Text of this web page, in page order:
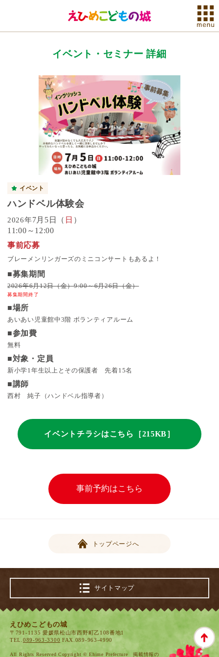
イベント・セミナー 詳細
イベント
ハンドベル体験会
2026年7月5日（ 日 ）
11:00～12:00
事前応募
ブレーメンリンガーズのミニコンサートもあるよ！
■募集期間
2026年6月12日（金）9:00～6月26日（金）
募集期間終了
■場所
あいあい児童館中3階 ボランティアルーム
■参加費
無料
■対象・定員
新小学1年生以上とその保護者 先着15名
■講師
西村 純子（ハンドベル指導者）
イベントチラシはこちら［215KB］
事前予約はこちら
トップページへ
サイトマップ
えひめこどもの城
〒791-1135 愛媛県松山市西野町乙108番地1
TEL. 089-963-3300 FAX.089-963-4990
All Rights Reserved Copyright © Ehime Prefecture 掲載情報の